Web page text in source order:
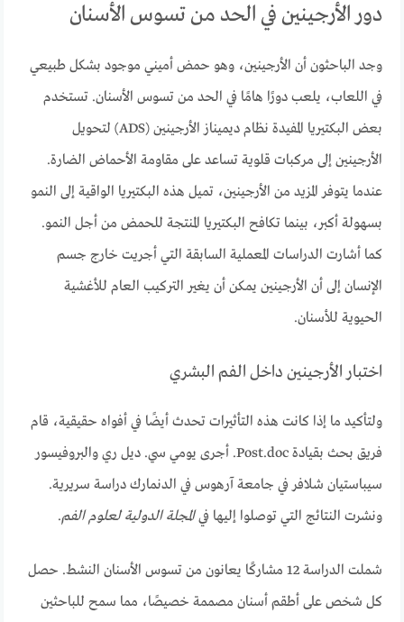
دور الأرجينين في الحد من تسوس الأسنان
وجد الباحثون أن الأرجينين، وهو حمض أميني موجود بشكل طبيعي
في اللعاب، يلعب دورًا هامًا في الحد من تسوس الأسنان. تستخدم
بعض البكتيريا المفيدة نظام ديميناز الأرجينين (ADS) لتحويل
الأرجينين إلى مركبات قلوية تساعد على مقاومة الأحماض الضارة.
عندما يتوفر المزيد من الأرجينين، تميل هذه البكتيريا الواقية إلى النمو
بسهولة أكبر، بينما تكافح البكتيريا المنتجة للحمض من أجل النمو.
كما أشارت الدراسات المعملية السابقة التي أجريت خارج جسم
الإنسان إلى أن الأرجينين يمكن أن يغير التركيب العام للأغشية
الحيوية للأسنان.
اختبار الأرجينين داخل الفم البشري
ولتأكيد ما إذا كانت هذه التأثيرات تحدث أيضًا في أفواه حقيقية، قام
فريق بحث بقيادة Post.doc. أجرى يومي سي. ديل ري والبروفيسور
سيباستيان شلافر في جامعة آرهوس في الدنمارك دراسة سريرية.
ونشرت النتائج التي توصلوا إليها فيالمجلة الدولية لعلوم الفم.
شملت الدراسة 12 مشاركًا يعانون من تسوس الأسنان النشط. حصل
كل شخص على أطقم أسنان مصممة خصيصًا، مما سمح للباحثين